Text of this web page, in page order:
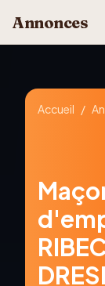
Annonces
Accueil /